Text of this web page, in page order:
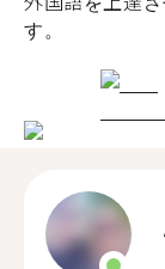
す。